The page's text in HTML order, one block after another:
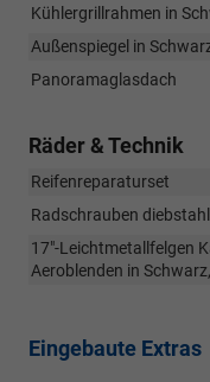
Kühlergrillrahmen in
Außenspiegel in
Panoramaglasdach
Räder & Technik
Reifenreparaturset
Radschrauben
17"-Leichtmetallfelgen
Aeroblenden in
Eingebaute Extras